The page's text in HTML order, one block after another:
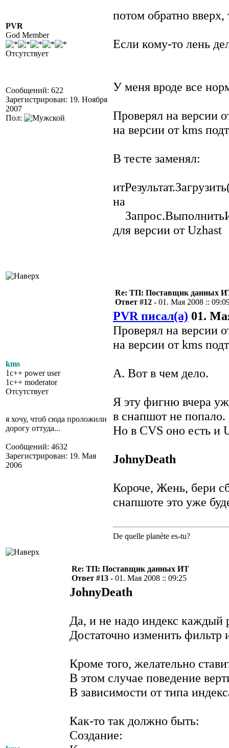
PVR
God Member
Отсутствует
Сообщений: 622
Зарегистрирован: 19. Ноября
2007
Пол:
потом обратно
Если кому-то лень
У меня вроде все
Проверял на версии
на версии от kms
В тесте заменял:
на
для версии от Uzhast
kms
1c++ power user
1c++ moderator
Отсутствует
я хочу, чтоб сюда проложили
дорогу оттуда...
Сообщений: 4632
Зарегистрирован: 19. Мая
2006
Re: ТП: Поставщик данных
Ответ #12 - 01. Мая 2008 ::
PVR писал(а) 01.
Проверял на версии
на версии от kms
А. Вот в чем дело.
Я эту фигню вчера
в снапшот не попало.
Но в CVS оно есть и
JohnyDeath
Короче, Жень, бери
снапшоте это уже
De quelle planète es-tu?
Re: ТП: Поставщик данных ИТ
Ответ #13 - 01. Мая 2008 :: 09:25
JohnyDeath
Да, и не надо индекс каждый
Достаточно изменить фильтр
Кроме того, желательно
В этом случае поведение
В зависимости от типа
Как-то так должно быть:
Создание: